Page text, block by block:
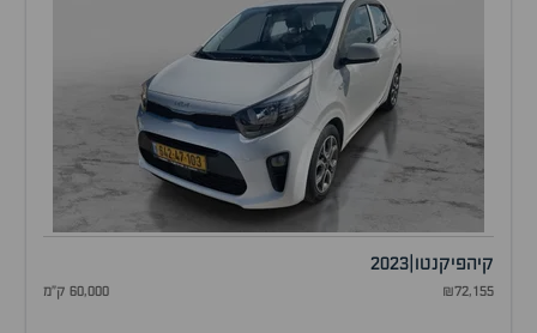
קיהפיקנטו 2023
₪72,155 60,000 ק"מ